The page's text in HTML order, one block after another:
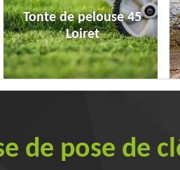
Tonte de pelouse 45
Loiret
de pose de